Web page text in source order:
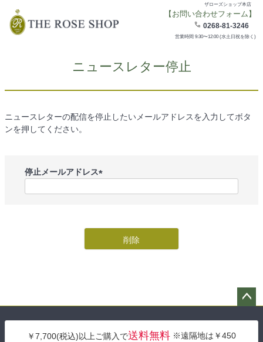
ザローズショップ本店
【お問い合わせフォーム】
0268-81-3246
営業時間 9:30〜12:00 (水土日祝を除く)
ニュースレター停止
ニュースレターの配信を停止したいメールアドレスを入力してボタ
ンを押してください。
停止メールアドレス
削除
￥7,700(税込)以上ご購入で送料無料 ※遠隔地は￥450